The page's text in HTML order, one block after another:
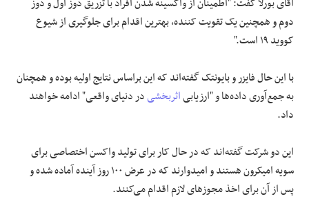
دوم و همچنین یک تقویت کننده، بهترین اقدام برای جلوگیری از شیوع
کووید ۱۹ است."
با این حال فایزر و بایونتک گفته‌اند که این براساس نتایج اولیه بوده و همچنان
به جمع‌آوری داده‌ها و "ارزیابیاثربخشیدر دنیای واقعی" ادامه خواهند
داد.
این دو شرکت گفته‌اند که در حال کار برای تولید واکسن اختصاصی برای
سویه امیکرون هستند و امیدوارند که در عرض ۱۰۰ روز آینده آماده شده و
پس از آن برای اخذ مجوزهای لازم اقدام می‌کنند.